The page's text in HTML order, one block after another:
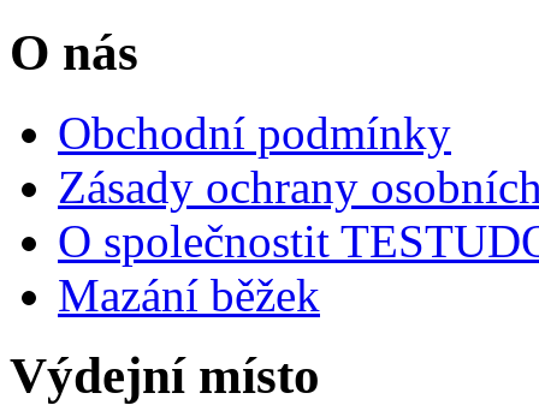
O nás
Obchodní podmínky
Zásady ochrany
O společnostit
Mazání běžek
Výdejní místo